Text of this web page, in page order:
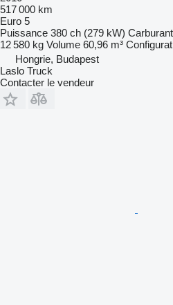
517 000 km
Euro 5
Puissance 380 ch (279 kW) Carburant
12 580 kg Volume 60,96 m³
Hongrie, Budapest
Laslo Truck
Contacter le vendeur